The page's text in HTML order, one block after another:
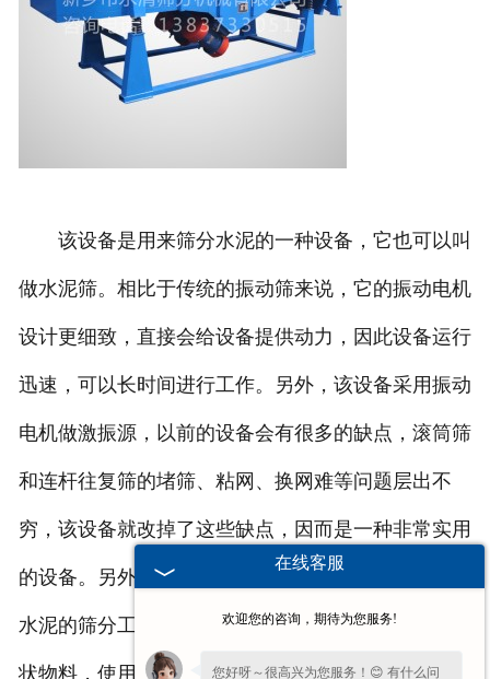
该设备是用来筛分水泥的一种设备，它也可以叫
做水泥筛。相比于传统的振动筛来说，它的振动电机
设计更细致，直接会给设备提供动力，因此设备运行
迅速，可以长时间进行工作。另外，该设备采用振动
电机做激振源，以前的设备会有很多的缺点，滚筒筛
和连杆往复筛的堵筛、粘网、换网难等问题层出不
穷，该设备就改掉了这些缺点，因而是一种非常实用
的设备。另外，它可以用在很多的场合，不只是用在
水泥的筛分工作中，还可以用于筛分石灰及类似的粉
状物料，使用的领域很多。
在线客服
欢迎您的咨询，期待为您服务!
您好呀～很高兴为您服务！😊 有什么问